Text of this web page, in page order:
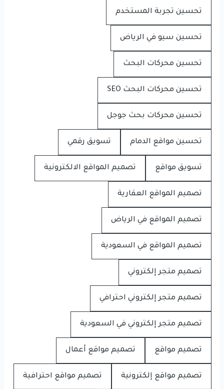
تحسين تجربة المستخدم
تحسين سيو في الرياض
تحسين محركات البحث
تحسين محركات البحث SEO
تحسين محركات بحث جوجل
تحسين مواقع الدمام تسويق رقمي
تسويق مواقع تصميم المواقع الالكترونية
تصميم المواقع العقارية
تصميم المواقع في الرياض
تصميم المواقع في السعودية
تصميم متجر إلكتروني
تصميم متجر إلكتروني احترافي
تصميم متجر إلكتروني في السعودية
تصميم مواقع تصميم مواقع أعمال
تصميم مواقع إلكترونية تصميم مواقع احترافية